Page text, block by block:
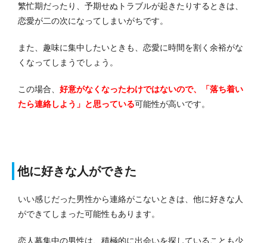
繁忙期だったり、予期せぬトラブルが起きたりするときは、
恋愛が二の次になってしまいがちです。
また、趣味に集中したいときも、恋愛に時間を割く余裕がな
くなってしまうでしょう。
この場合、 好意がなくなったわけではないので、「落ち着い
たら連絡しよう」と思っている可能性が高いです。
他に好きな人ができた
いい感じだった男性から連絡がこないときは、他に好きな人
ができてしまった可能性もあります。
恋人募集中の男性は、積極的に出会いを探していることも少